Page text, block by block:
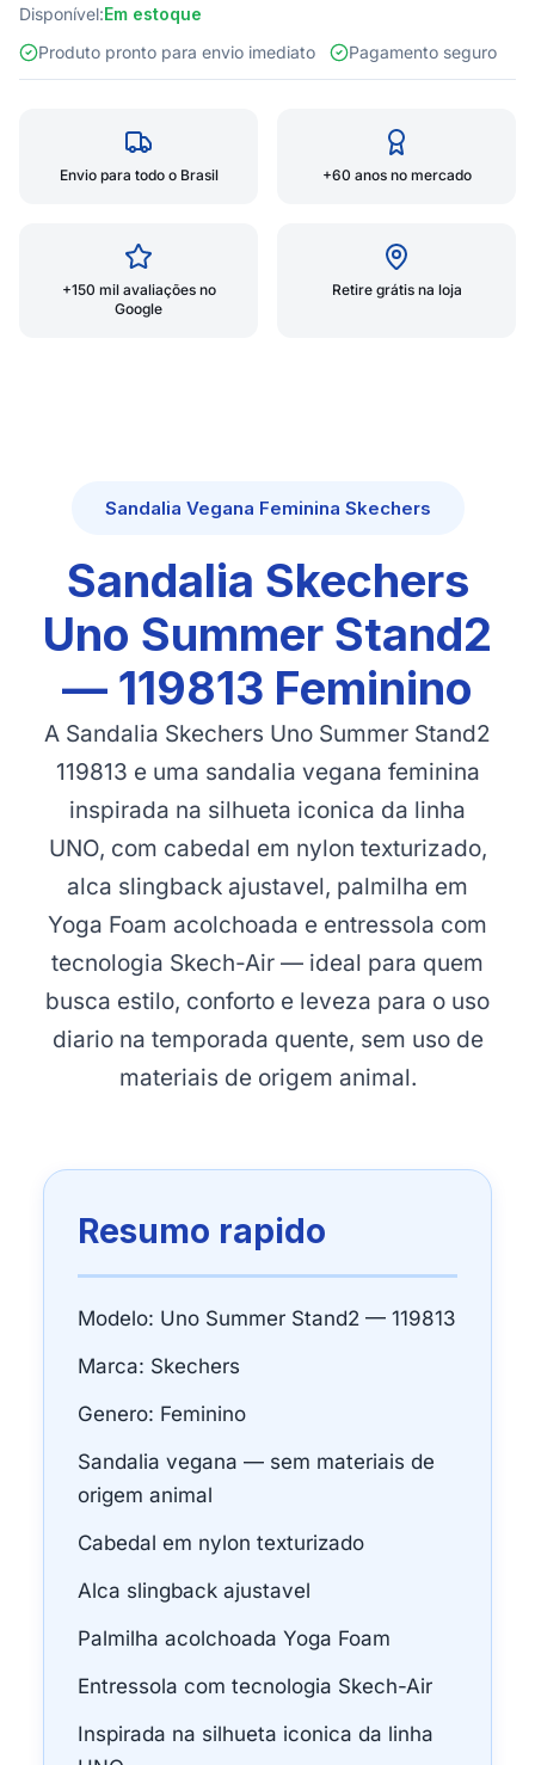
Disponível:Em estoque
Produto pronto para envio imediato
Pagamento seguro
Envio para todo o Brasil +60 anos no mercado
+150 mil avaliações no
Google
Retire grátis na loja
Sandalia Vegana Feminina Skechers
Sandalia Skechers
Uno Summer Stand2
— 119813 Feminino
A Sandalia Skechers Uno Summer Stand2
119813 e uma sandalia vegana feminina
inspirada na silhueta iconica da linha
UNO, com cabedal em nylon texturizado,
alca slingback ajustavel, palmilha em
Yoga Foam acolchoada e entressola com
tecnologia Skech-Air — ideal para quem
busca estilo, conforto e leveza para o uso
diario na temporada quente, sem uso de
materiais de origem animal.
Resumo rapido
Modelo: Uno Summer Stand2 — 119813
Marca: Skechers
Genero: Feminino
Sandalia vegana — sem materiais de
origem animal
Cabedal em nylon texturizado
Alca slingback ajustavel
Palmilha acolchoada Yoga Foam
Entressola com tecnologia Skech-Air
Inspirada na silhueta iconica da linha